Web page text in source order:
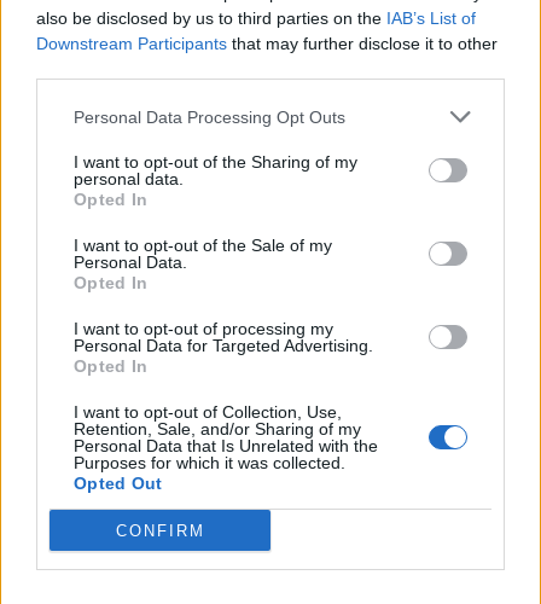
also be disclosed by us to third parties on the IAB’s List of
Downstream Participants that may further disclose it to other
Personal Data Processing Opt Outs
I want to opt-out of the Sharing of my
personal data.
Opted In
I want to opt-out of the Sale of my
Personal Data.
Opted In
I want to opt-out of processing my
Personal Data for Targeted Advertising.
Opted In
I want to opt-out of Collection, Use,
Retention, Sale, and/or Sharing of my
Personal Data that Is Unrelated with the
Purposes for which it was collected.
Opted Out
CONFIRM
ΟΙΚΟΝΟΜΙΑ
15.02.2023 16:30
PARAPOLITIKA NEWSROOM
χάθηκαν - Σε 36-72 ή 100-120 δόσεις -
Όλες οι λεπτομέρειες
Εγγραφή στο newsletter
Αποδέχομαι τους
και την πολιτική απορρήτου
X